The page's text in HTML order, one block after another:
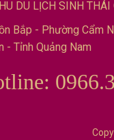
DU LỊCH SINH THÁI
Bắp - Phường Cẩm
- Tỉnh Quảng Nam